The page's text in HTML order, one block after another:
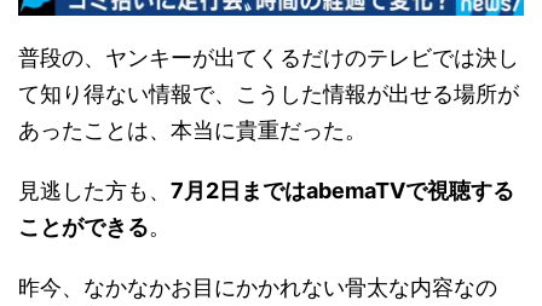
普段の、ヤンキーが出てくるだけのテレビでは決し
て知り得ない情報で、こうした情報が出せる場所が
あったことは、本当に貴重だった。
見逃した方も、 7月2日まではabemaTVで視聴する
ことができる。
昨今、なかなかお目にかかれない骨太な内容なの